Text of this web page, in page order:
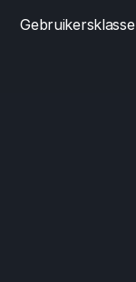
Gebruikersklasse